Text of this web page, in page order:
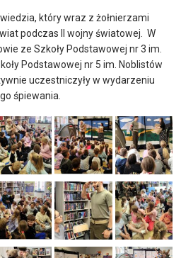
który wraz z żołnierzami
podczas II wojny światowej. W
ze Szkoły Podstawowej nr 3 im.
Podstawowej nr 5 im. Noblistów
uczestniczyły w wydarzeniu
śpiewania.